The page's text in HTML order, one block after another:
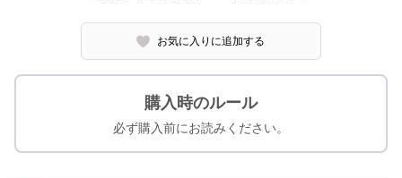
お気に入りに追加する
購入時のルール
必ず購入前にお読みください。